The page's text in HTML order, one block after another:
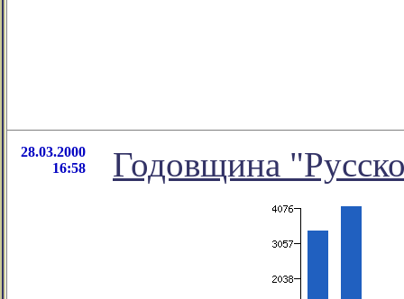
28.03.2000
16:58
Годовщина